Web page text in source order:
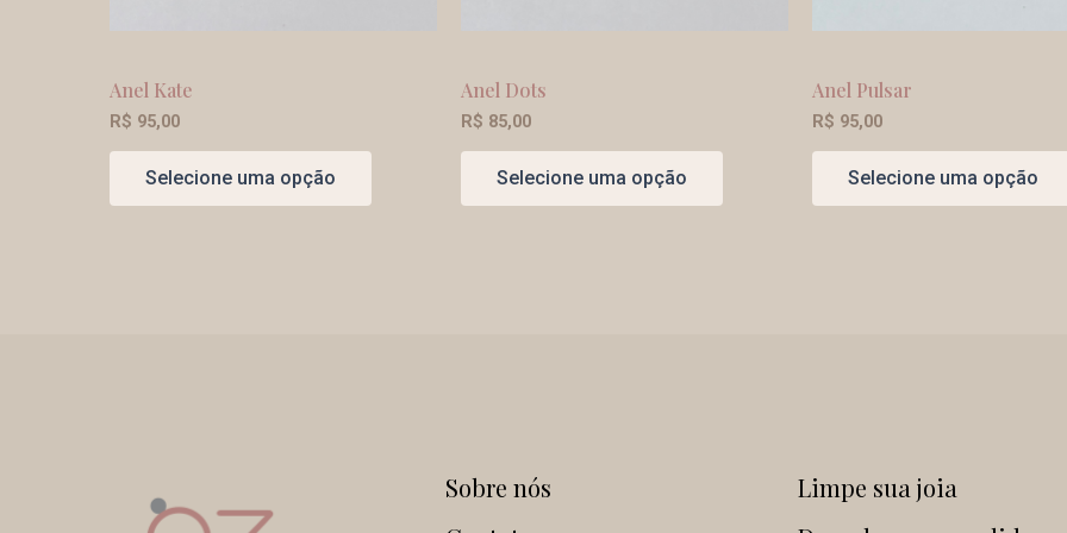
Anel Kate
R$ 95,00
Selecione uma opção
Anel Dots
R$ 85,00
Selecione uma opção
Anel Pulsar
R$ 95,00
Selecione uma opção
Sobre nós
Limpe sua joia